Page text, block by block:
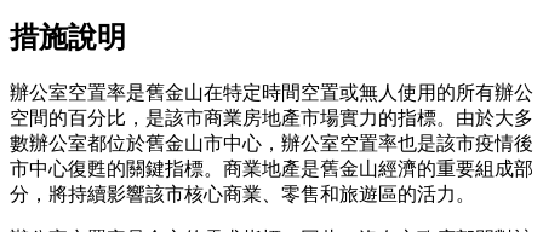
措施說明
辦公室空置率是舊金山在特定時間空置或無人使用的所有辦公
空間的百分比，是該市商業房地產市場實力的指標。由於大多
數辦公室都位於舊金山市中心，辦公室空置率也是該市疫情後
市中心復甦的關鍵指標。商業地產是舊金山經濟的重要組成部
分，將持續影響該市核心商業、零售和旅遊區的活力。